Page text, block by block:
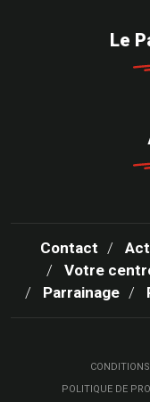
Le
Contact
Votre
Parrainage
POLITIQUE DE